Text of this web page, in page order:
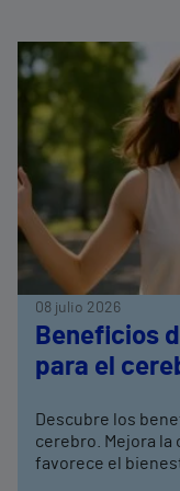
08 julio 2026
Beneficios
para el
Descubre los
cerebro. Mejora
favorece el